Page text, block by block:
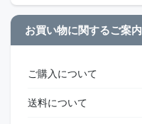
お買い物に関するご案内
ご購入について
送料について